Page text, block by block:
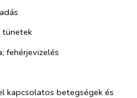
tünetek
fehérjevizelés
kapcsolatos betegségek és